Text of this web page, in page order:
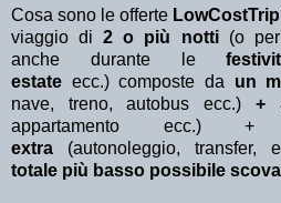
Cosa sono le offerte LowCostTrip
viaggio di2 o più notti (o
anche durante le
estate ecc.) composte da un
nave, treno, autobus ecc.) +
appartamento ecc.)
extra (autonoleggio, transfer,
totale più basso possibile